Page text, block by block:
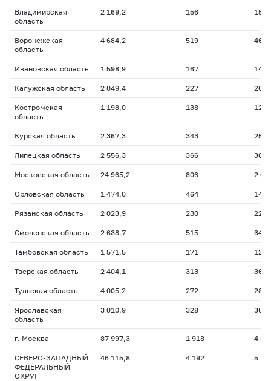
Владимирская
область
2 169,2 156
Воронежская
область
4 684,2 519
Ивановская область 1 598,9 167
Калужская область 2 049,4 227
Костромская
область
1 198,0 138
Курская область 2 367,3 343
Липецкая область 2 556,3 366
Московская область 24 965,2 806 2
Орловская область 1 474,0 464
Рязанская область 2 023,9 230
Смоленская область 2 638,7 515
Тамбовская область 1 571,5 171
Тверская область 2 404,1 313
Тульская область 4 005,2 272
Ярославская
область
3 010,9 328
г. Москва 87 997,3 1 918 4
СЕВЕРО-ЗАПАДНЫЙ
ФЕДЕРАЛЬНЫЙ
ОКРУГ
46 115,8 4 192 5